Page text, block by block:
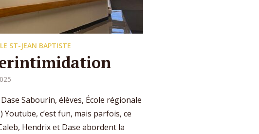
ST-JEAN BAPTISTE
Sabourin, élèves, École régionale
Youtube, c’est fun, mais parfois, ce
Hendrix et Dase abordent la